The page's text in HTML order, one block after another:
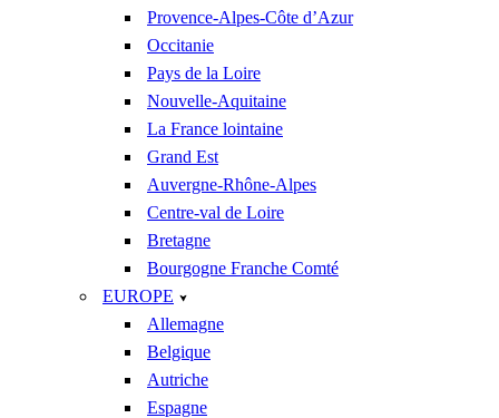
Provence-Alpes-Côte d’Azur
Occitanie
Pays de la Loire
Nouvelle-Aquitaine
La France lointaine
Grand Est
Auvergne-Rhône-Alpes
Centre-val de Loire
Bretagne
Bourgogne Franche Comté
EUROPE
Allemagne
Belgique
Autriche
Espagne